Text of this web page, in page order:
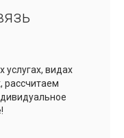
услугах, видах
рассчитаем